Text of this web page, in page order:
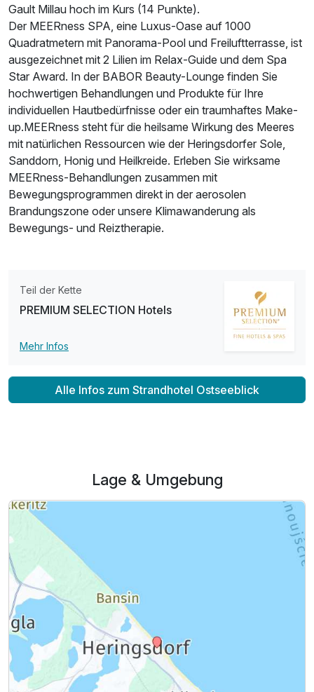
Ausstattung
Zusatznächte
Für 2 Tage
Gault Millau hoch im Kurs (14 Punkte).
Der MEERness SPA, eine Luxus-Oase auf 1000
Quadratmetern mit Panorama-Pool und Freiluftterrasse, ist
ausgezeichnet mit 2 Lilien im Relax-Guide und dem Spa
Star Award. In der BABOR Beauty-Lounge finden Sie
hochwertigen Behandlungen und Produkte für Ihre
individuellen Hautbedürfnisse oder ein traumhaftes Make-
up.MEERness steht für die heilsame Wirkung des Meeres
mit natürlichen Ressourcen wie der Heringsdorfer Sole,
Sanddorn, Honig und Heilkreide. Erleben Sie wirksame
MEERness-Behandlungen zusammen mit
Bewegungsprogrammen direkt in der aerosolen
Brandungszone oder unsere Klimawanderung als
Bewegungs- und Reiztherapie.
Teil der Kette
PREMIUM SELECTION Hotels
Mehr Infos
Alle Infos zum Strandhotel Ostseeblick
Lage & Umgebung